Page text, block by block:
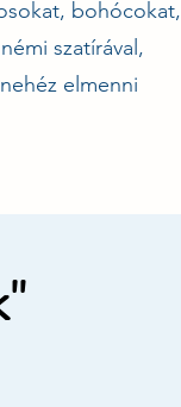
bohócokat,
szatírával,
elmenni